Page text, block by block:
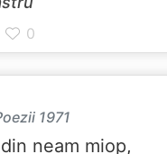
1971
neam miop,